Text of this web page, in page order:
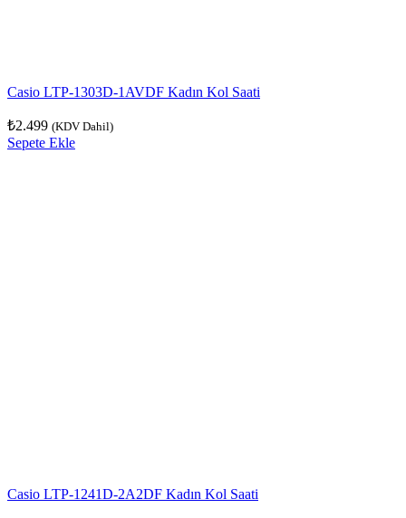
Casio LTP-1303D-1AVDF Kadın Kol Saati
₺2.499 (KDV Dahil)
Sepete Ekle
Casio LTP-1241D-2A2DF Kadın Kol Saati